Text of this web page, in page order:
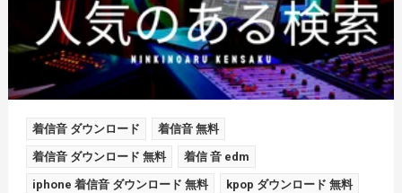
着信音 ダウンロード 着信音 無料
着信音 ダウンロード 無料 着信 音 edm
iphone 着信音 ダウンロード 無料 kpop ダウンロード 無料